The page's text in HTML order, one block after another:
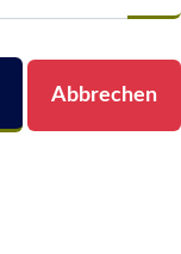
Abbrechen